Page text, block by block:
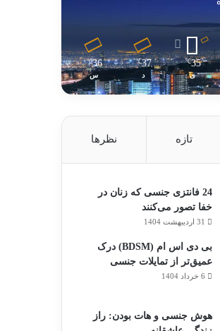
35
℃
ی
37
℃
د
36
℃
س
تازه نظرها
24 فانتزی جنسی که زنان در
خفا تصور می‌کنند
31 اردیبهشت 1404
بی دی اس ام (BDSM) درک
عمیق‌تر از تمایلات جنسی
6 خرداد 1404
هوش جنسی و هات بودن: راز